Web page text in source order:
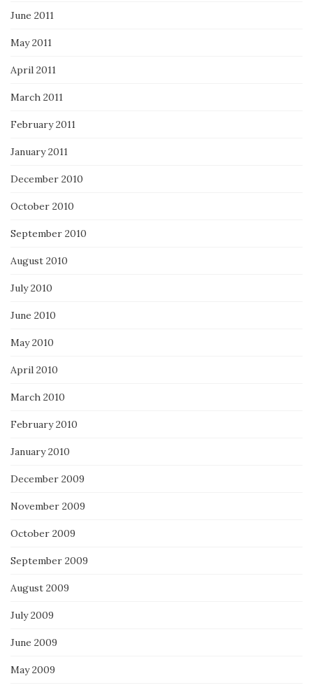
June 2011
May 2011
April 2011
March 2011
February 2011
January 2011
December 2010
October 2010
September 2010
August 2010
July 2010
June 2010
May 2010
April 2010
March 2010
February 2010
January 2010
December 2009
November 2009
October 2009
September 2009
August 2009
July 2009
June 2009
May 2009